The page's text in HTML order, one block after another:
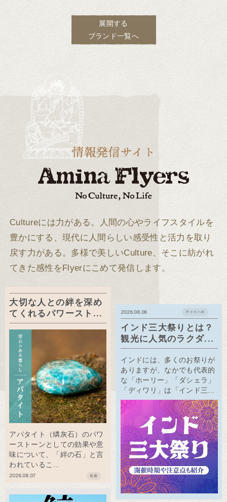
展開する
ブランド一覧へ
Cultureには力がある。
人間の心やライフスタイルを
豊かにする、現代に人間らしい感受性と活力を取り
戻す力がある。 多様で美しいCulture、そこに紡がれ
てきた感性をFlyerにこめて発信します。
大切な人との絆を深め
てくれるパワースト...
アパタイト（燐灰石）のパワ
ーストーンとしての効果や意
味について、「絆の石」と言
われているこ...
2026.08.07 岩座
インド三大祭りとは？
観光に人気のラクダ...
インドには、多くのお祭りが
ありますが、なかでも代表的
な「ホーリー」「ダシェラ」
「ディワリ」は「インド三...
2026.08.06 チャイハネ